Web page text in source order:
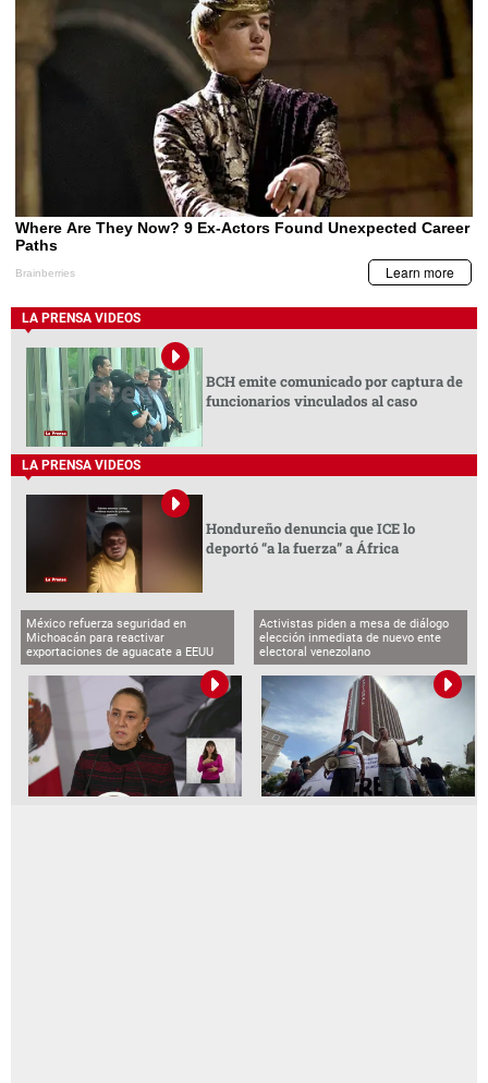
LA PRENSA VIDEOS
BCH emite comunicado por captura de
funcionarios vinculados al caso
LA PRENSA VIDEOS
Hondureño denuncia que ICE lo
deportó “a la fuerza” a África
México refuerza seguridad en
Michoacán para reactivar
exportaciones de aguacate a EEUU
Activistas piden a mesa de diálogo
elección inmediata de nuevo ente
electoral venezolano